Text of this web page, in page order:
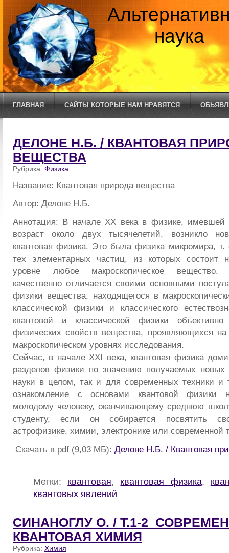
наука
ГЛАВНАЯ САЙТЫ КОТОРЫЕ НАМ НРАВЯТСЯ
ДЕЛОНЕ Н.Б. / КВАНТОВАЯ
ВЕЩЕСТВА
Рубрика: Физика
Название: Квантовая природа вещества
Автор: Делоне Н.Б.
Аннотация: В начале XX века в физике,
возраст около двух тысячелетий, возникло
квантовая физика. Это была физика микромира, т.
тех элементарных частиц, из которых состоит
уровне любое макроскопическое вещество.
качественно отличается своими основными
физики вещества, находящегося в
классической физики и классического
квантовой и классической физики объективно
физических свойств вещества, проявляющихся на
макроскопическом уровнях исследования.
Сейчас, в начале XXI века, квантовая физика
разделов физики по значению получаемых новых
науки в целом, так и для современных техники и
ознакомление с основами квантовой физики
молодому человеку, оканчивающему среднюю
студенту, если он собирается посвятить
астрофизике, химии, электронике или современной
Скачать в pdf (9,03 МБ): Делоне Н.Б. / Квантовая
Метки: квантовая, квантовая физика,
квантовых явлений
СИНАНОГЛУ О. / Т.1-
КВАНТОВАЯ ХИМИЯ
Рубрика: Химия